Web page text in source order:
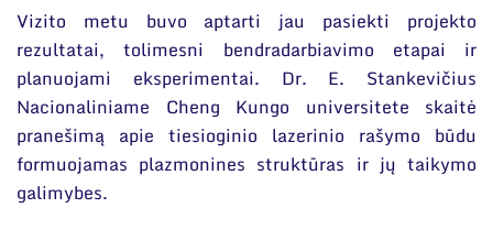
Vizito metu buvo aptarti jau pasiekti projekto
rezultatai, tolimesni bendradarbiavimo etapai ir
planuojami eksperimentai. Dr. E. Stankevičius
Nacionaliniame Cheng Kungo universitete skaitė
pranešimą apie tiesioginio lazerinio rašymo būdu
formuojamas plazmonines struktūras ir jų taikymo
galimybes.